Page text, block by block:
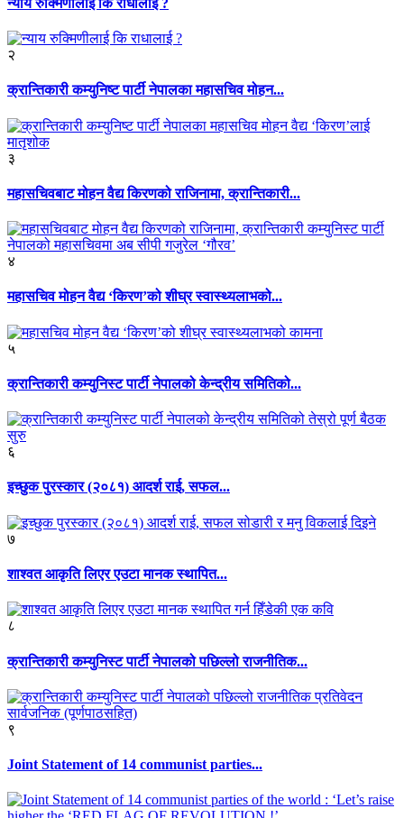
२
क्रान्तिकारी कम्युनिष्ट पार्टी नेपालका महासचिव मोहन...
३
महासचिवबाट मोहन वैद्य किरणको राजिनामा, क्रान्तिकारी...
४
महासचिव मोहन वैद्य ‘किरण’को शीघ्र स्वास्थ्यलाभको...
५
क्रान्तिकारी कम्युनिस्ट पार्टी नेपालको केन्द्रीय समितिको...
६
इच्छुक पुरस्कार (२०८१) आदर्श राई, सफल...
७
शाश्वत आकृति लिएर एउटा मानक स्थापित...
८
क्रान्तिकारी कम्युनिस्ट पार्टी नेपालको पछिल्लो राजनीतिक...
९
Joint Statement of 14 communist parties...